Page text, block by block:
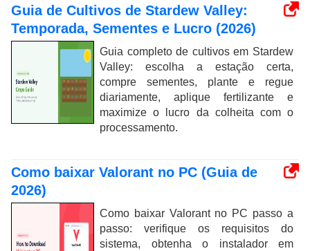
Guia de Cultivos de Stardew Valley:
Temporada, Sementes e Lucro (2026)
Guia completo de cultivos em Stardew
Valley: escolha a estação certa,
compre sementes, plante e regue
diariamente, aplique fertilizante e
maximize o lucro da colheita com o
processamento.
Como baixar Valorant no PC (Guia de
2026)
Como baixar Valorant no PC passo a
passo: verifique os requisitos do
sistema, obtenha o instalador em